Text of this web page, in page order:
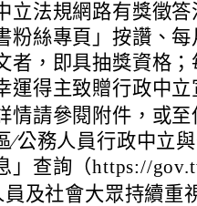
立法規網路有獎徵
粉絲專頁」按讚、
者，即具抽獎資格
運得主致贈行政中
情請參閱附件，或
∕公務人員行政中立
」查詢（https://
及社會大眾持續重